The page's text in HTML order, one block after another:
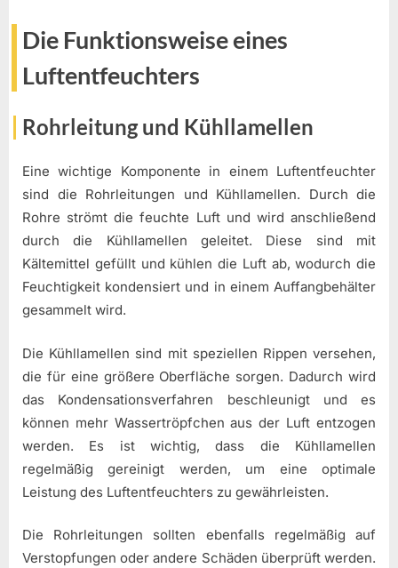
Die Funktionsweise eines
Luftentfeuchters
Rohrleitung und Kühllamellen
Eine wichtige Komponente in einem Luftentfeuchter
sind die Rohrleitungen und Kühllamellen. Durch die
Rohre strömt die feuchte Luft und wird anschließend
durch die Kühllamellen geleitet. Diese sind mit
Kältemittel gefüllt und kühlen die Luft ab, wodurch die
Feuchtigkeit kondensiert und in einem Auffangbehälter
gesammelt wird.
Die Kühllamellen sind mit speziellen Rippen versehen,
die für eine größere Oberfläche sorgen. Dadurch wird
das Kondensationsverfahren beschleunigt und es
können mehr Wassertröpfchen aus der Luft entzogen
werden. Es ist wichtig, dass die Kühllamellen
regelmäßig gereinigt werden, um eine optimale
Leistung des Luftentfeuchters zu gewährleisten.
Die Rohrleitungen sollten ebenfalls regelmäßig auf
Verstopfungen oder andere Schäden überprüft werden.